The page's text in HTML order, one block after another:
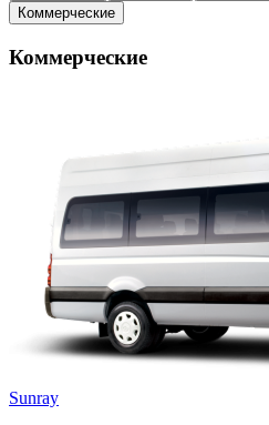
Коммерческие
Коммерческие
Sunray